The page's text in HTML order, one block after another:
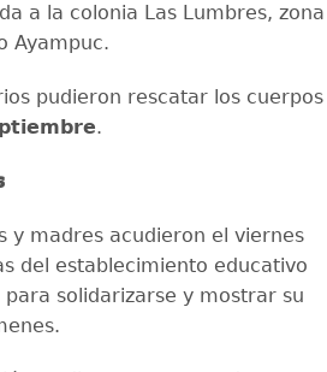
a la colonia Las Lumbres, zona
Ayampuc.
pudieron rescatar los cuerpos
.
y madres acudieron el viernes
del establecimiento educativo
solidarizarse y mostrar su